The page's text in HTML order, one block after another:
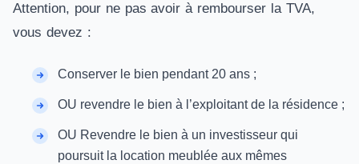
Attention, pour ne pas avoir à rembourser la TVA,
vous devez :
Conserver le bien pendant 20 ans ;
OU revendre le bien à l’exploitant de la résidence ;
OU Revendre le bien à un investisseur qui
poursuit la location meublée aux mêmes